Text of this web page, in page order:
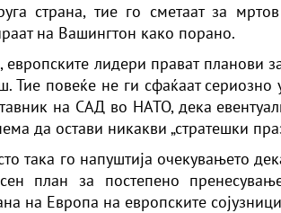
страна, тие го сметаат за
на Вашингтон како порано.
европските лидери прават планови
Тие повеќе не ги сфаќаат сериозно
на САД во НАТО, дека
да остави никакви „стратешки
така го напуштија очекувањето
план за постепено
на Европа на европските